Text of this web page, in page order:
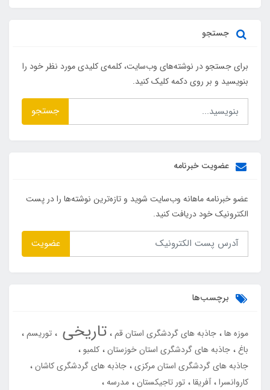
جستجو
برای جستجو در نوشته‌های وب‌سایت، کلمه‌ی کلیدی مورد نظر خود را
بنویسید و بر روی دکمه کلیک کنید.
جستجو
عضویت خبرنامه
عضو خبرنامه ماهانه وب‌سایت شوید و تازه‌ترین نوشته‌ها را در پست
الکترونیک خود دریافت کنید.
عضویت
برچسب‌ها
موزه ها جاذبه های گردشگری استان قم تاریخی
توریسم
باغ جاذبه های گردشگری استان خوزستان کلمبو
جاذبه های گردشگری استان مرکزی جاذبه های گردشگری کاشان
کاروانسرا آفریقا تور تاجیکستان مدرسه